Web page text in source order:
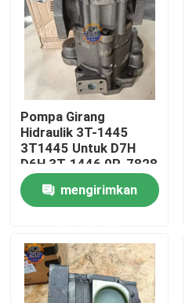
Produk
Tentang kami
Tur Pabrik
Kontrol kualitas
Berita
Pompa Girang
Hidraulik 3T-1445
3T1445 Untuk D7H
D6H 3T-1446 0R-7828
10R-3421 386-3051
Pompa Girang
mengirimkan